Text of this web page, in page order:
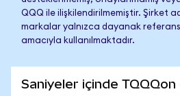
QQQ ile ilişkilendirilmemiştir. Şirket
markalar yalnızca dayanak referans
amacıyla kullanılmaktadır.
Saniyeler içinde TQQQon